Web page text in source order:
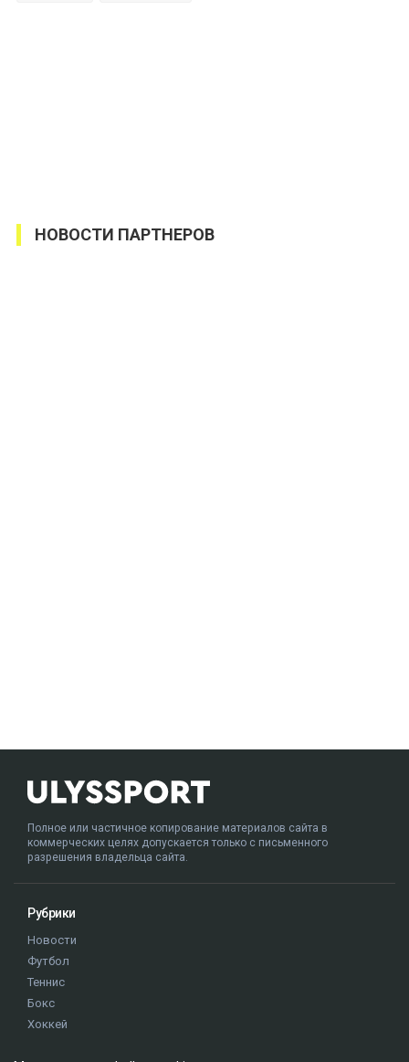
НОВОСТИ ПАРТНЕРОВ
Полное или частичное копирование материалов сайта в
коммерческих целях допускается только с письменного
разрешения владельца сайта.
Рубрики
Новости
Футбол
Теннис
Бокс
Хоккей